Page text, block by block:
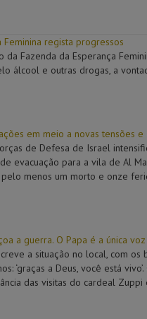
Feminina regista progressos
da Fazenda da Esperança
álcool e outras drogas, a
em meio a novas tensões
de Defesa de Israel
evacuação para a vila de Al
menos um morto e onze
a guerra. O Papa é a única
a situação no local, com
‘graças a Deus, você está
das visitas do cardeal